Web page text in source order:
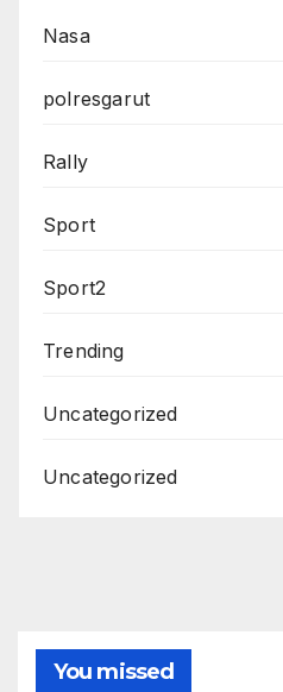
Nasa
polresgarut
Rally
Sport
Sport2
Trending
Uncategorized
Uncategorized
You missed